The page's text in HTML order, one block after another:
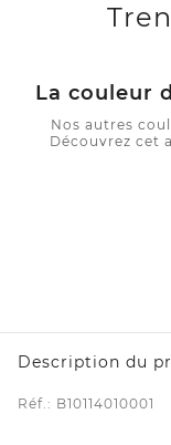
La couleur
Nos autres
Découvrez cet
Description du
Réf.: B10114010001